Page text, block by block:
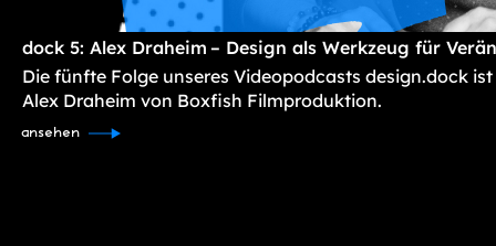
dock 5: Alex Draheim – Design als Werkzeug für
Die fünfte Folge unseres Videopodcasts design.dock
Alex Draheim von Boxfish Filmproduktion.
ansehen